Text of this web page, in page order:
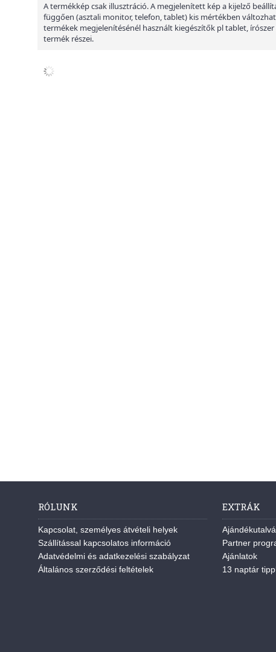
A termékkép csak illusztráció. A megjelenített kép a kijelző
függően (asztali monitor, telefon, tablet) kis mértékben
termékek megjelenítésénél használt kiegészítők pl tablet,
termék részei.
RÓLUNK
Kapcsolat, személyes átvételi helyek
Szállítással kapcsolatos információ
Adatvédelmi és adatkezelési szabályzat
Általános szerződési feltételek
EXTRÁK
Partner
Ajánlatok
13 naptár